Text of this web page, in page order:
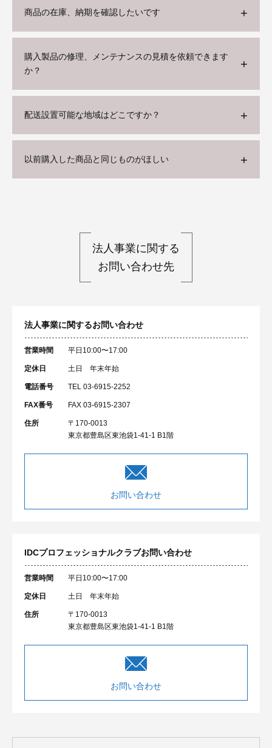
商品の在庫、納期を確認したいです
購入製品の修理、メンテナンスの見積を依頼できます
か？
配送設置可能な地域はどこですか？
以前購入した商品と同じものがほしい
法人事業に関する
お問い合わせ先
法人事業に関するお問い合わせ
営業時間 平日10:00〜17:00
定休日 土日 年末年始
電話番号 TEL 03-6915-2252
FAX番号 FAX 03-6915-2307
住所
〒170-0013
東京都豊島区東池袋1-41-1 B1階
お問い合わせ
IDCプロフェッショナルクラブお問い合わせ
営業時間 平日10:00〜17:00
定休日 土日 年末年始
住所
〒170-0013
東京都豊島区東池袋1-41-1 B1階
お問い合わせ